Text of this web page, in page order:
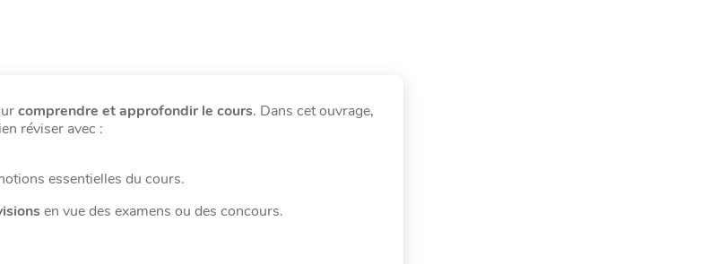
comprendre et approfondir le cours. Dans cet ouvrage,
réviser avec :
essentielles du cours.
en vue des examens ou des concours.